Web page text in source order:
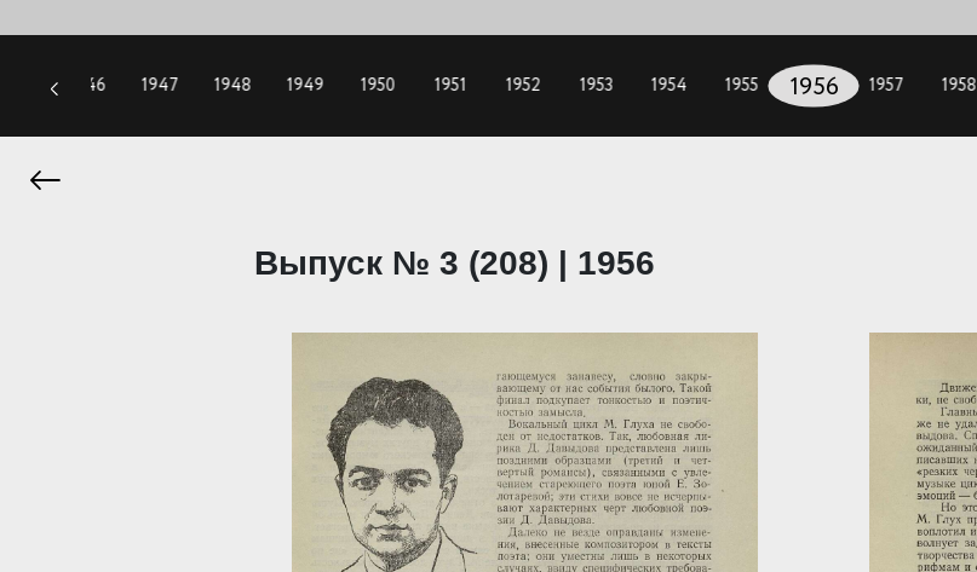
1946 1947 1948 1949 1950 1951 1952 1953 1954 1955 1956 1957 1958
Выпуск № 3 (208) | 1956